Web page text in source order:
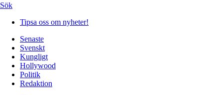
Sök
Tipsa oss om nyheter!
Senaste
Svenskt
Kungligt
Hollywood
Politik
Redaktion